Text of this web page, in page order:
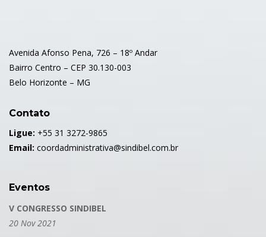
Avenida Afonso Pena, 726 – 18º Andar
Bairro Centro – CEP 30.130-003
Belo Horizonte – MG
Contato
Ligue: +55 31 3272-9865
Email: coordadministrativa@sindibel.com.br
Eventos
V CONGRESSO SINDIBEL
20 Nov 2021